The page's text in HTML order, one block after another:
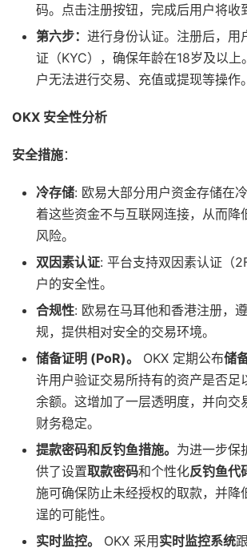
码。点击注册按钮，完成后用户将收
第六步： 进行身份认证。注册后，用
证（KYC），确保年龄在18岁及以上
户无法进行交易、充值或提现等操作。
OKX 安全性分析
安全措施：
冷存储: 欧易大部分用户资金存储在
着这些资金不与互联网连接，从而降
风险。
双因素认证: 平台支持双因素认证（
户的安全性。
合规性: 欧易在马耳他和香港注册，
规，提供相对安全的交易环境。
储备证明 (PoR)。
OKX 定期公布储
许用户验证交易所持有的资产是否足
余额。这增加了一层透明度，并向交
财务稳定。
提款密码和反钓鱼措施。 为进一步保
供了设置取款密码和个性化反钓鱼代
施可确保防止未经授权的取款，并降
逞的可能性。
实时监控。
OKX 采用实时监控系统